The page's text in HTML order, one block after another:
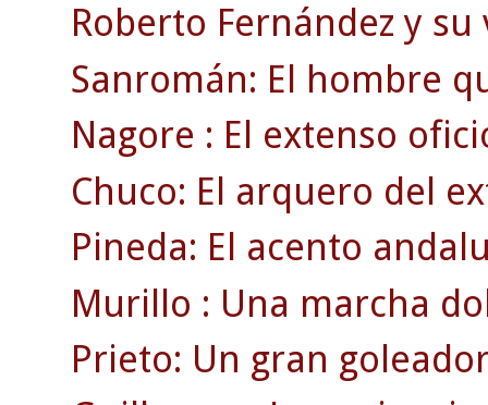
Roberto Fernández y
Sanromán: El hombre
Nagore : El extenso
Chuco: El arquero del
Pineda: El acento
Murillo : Una marcha
Prieto: Un gran